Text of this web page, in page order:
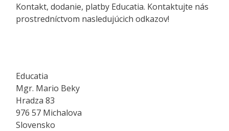
Kontakt, dodanie, platby Educatia. Kontaktujte nás
prostredníctvom nasledujúcich odkazov!
Educatia
Mgr. Mario Beky
Hradza 83
976 57 Michalova
Slovensko